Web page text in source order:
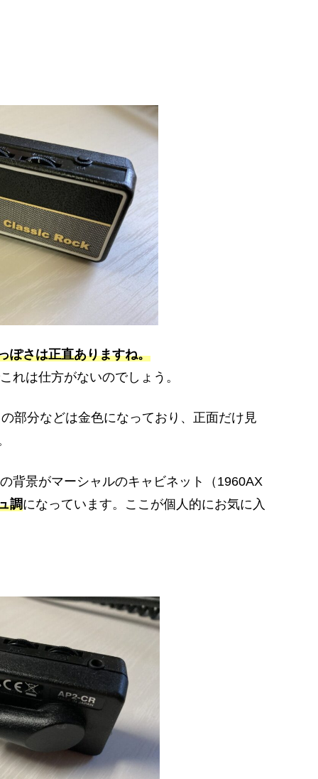
ぽさは正直ありますね。
れは仕方がないのでしょう。
部分などは金色になっており、正面だけ見
背景がマーシャルのキャビネット（1960AX
調になっています。ここが個人的にお気に入